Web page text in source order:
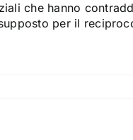
che hanno
per il